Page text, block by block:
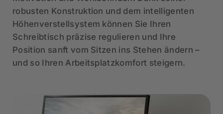
robusten Konstruktion und dem intelligenten
Höhenverstellsystem können Sie Ihren
Schreibtisch präzise regulieren und Ihre
Position sanft vom Sitzen ins Stehen ändern –
und so Ihren Arbeitsplatzkomfort steigern.